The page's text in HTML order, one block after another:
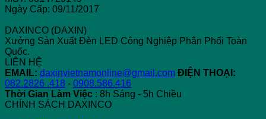
Ngày Cấp: 09/11/2017
DAXINCO (DAXIN)
Xưởng Sản Xuất Đèn LED Công Nghiệp Phân Phối Toàn
Quốc.
LIÊN HỆ
EMAIL: daxinvietnamonline@gmail.com ĐIỆN THOẠI:
082.2826 .418 - 0908.586.416
Thời Gian Làm Việc : 8h Sáng - 5h Chiều
CHÍNH SÁCH DAXINCO